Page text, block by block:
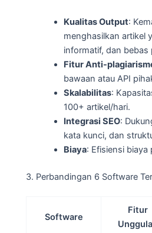
Kualitas Output:
menghasilkan artikel
informatif, dan bebas
Fitur Anti-
bawaan atau API
Skalabilitas:
100+ artikel/hari.
Integrasi SEO:
kata kunci, dan
Biaya: Efisiensi biaya
3. Perbandingan 6 Software
Software
Fitur